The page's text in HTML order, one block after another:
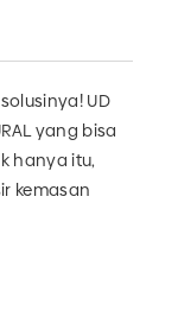
UD
yang bisa
hanya itu,
kemasan
dan masih